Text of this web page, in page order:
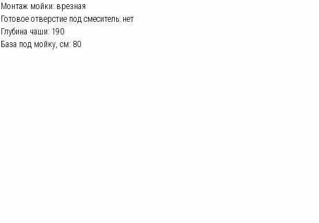
Монтаж мойки: врезная
Готовое отверстие под смеситель: нет
Глубина чаши: 190
База под мойку, см: 80